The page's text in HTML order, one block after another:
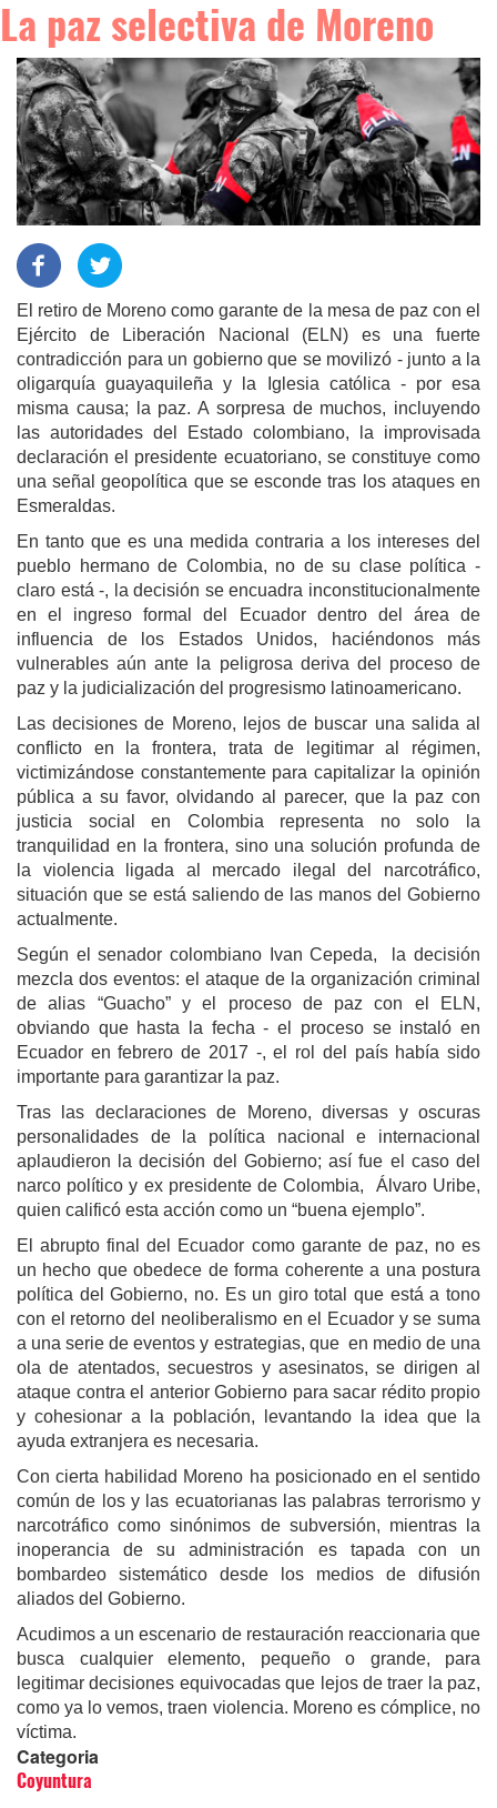
La paz selectiva de Moreno
El retiro de Moreno como garante de la mesa de paz con el
Ejército de Liberación Nacional (ELN) es una fuerte
contradicción para un gobierno que se movilizó - junto a la
oligarquía guayaquileña y la Iglesia católica - por esa
misma causa; la paz. A sorpresa de muchos, incluyendo
las autoridades del Estado colombiano, la improvisada
declaración el presidente ecuatoriano, se constituye como
una señal geopolítica que se esconde tras los ataques en
Esmeraldas.
En tanto que es una medida contraria a los intereses del
pueblo hermano de Colombia, no de su clase política -
claro está -, la decisión se encuadra inconstitucionalmente
en el ingreso formal del Ecuador dentro del área de
influencia de los Estados Unidos, haciéndonos más
vulnerables aún ante la peligrosa deriva del proceso de
paz y la judicialización del progresismo latinoamericano.
Las decisiones de Moreno, lejos de buscar una salida al
conflicto en la frontera, trata de legitimar al régimen,
victimizándose constantemente para capitalizar la opinión
pública a su favor, olvidando al parecer, que la paz con
justicia social en Colombia representa no solo la
tranquilidad en la frontera, sino una solución profunda de
la violencia ligada al mercado ilegal del narcotráfico,
situación que se está saliendo de las manos del Gobierno
actualmente.
Según el senador colombiano Ivan Cepeda, la decisión
mezcla dos eventos: el ataque de la organización criminal
de alias “Guacho” y el proceso de paz con el ELN,
obviando que hasta la fecha - el proceso se instaló en
Ecuador en febrero de 2017 -, el rol del país había sido
importante para garantizar la paz.
Tras las declaraciones de Moreno, diversas y oscuras
personalidades de la política nacional e internacional
aplaudieron la decisión del Gobierno; así fue el caso del
narco político y ex presidente de Colombia, Álvaro Uribe,
quien calificó esta acción como un “buena ejemplo”.
El abrupto final del Ecuador como garante de paz, no es
un hecho que obedece de forma coherente a una postura
política del Gobierno, no. Es un giro total que está a tono
con el retorno del neoliberalismo en el Ecuador y se suma
a una serie de eventos y estrategias, que en medio de una
ola de atentados, secuestros y asesinatos, se dirigen al
ataque contra el anterior Gobierno para sacar rédito propio
y cohesionar a la población, levantando la idea que la
ayuda extranjera es necesaria.
Con cierta habilidad Moreno ha posicionado en el sentido
común de los y las ecuatorianas las palabras terrorismo y
narcotráfico como sinónimos de subversión, mientras la
inoperancia de su administración es tapada con un
bombardeo sistemático desde los medios de difusión
aliados del Gobierno.
Acudimos a un escenario de restauración reaccionaria que
busca cualquier elemento, pequeño o grande, para
legitimar decisiones equivocadas que lejos de traer la paz,
como ya lo vemos, traen violencia. Moreno es cómplice, no
víctima.
Categoria
Coyuntura